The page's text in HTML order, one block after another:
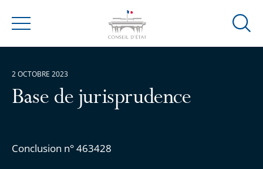
Menu
Ouvrir
Base de jurisprudence
Conclusion n° 463428
2 OCTOBRE 2023